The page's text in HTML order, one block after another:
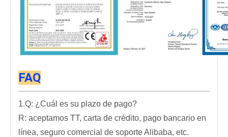
FAQ
1.Q: ¿Cuál es su plazo de pago?
R: aceptamos TT, carta de crédito, pago bancario en
línea, seguro comercial de soporte Alibaba, etc.